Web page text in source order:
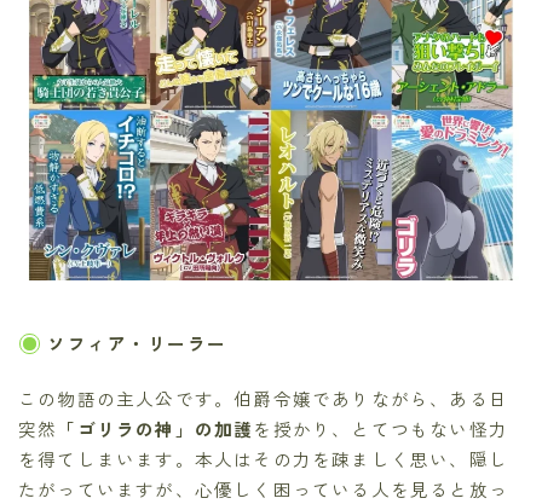
ソフィア・リーラー
この物語の主人公です。伯爵令嬢でありながら、ある日
突然 「ゴリラの神」の加護を授かり、とてつもない怪力
を得てしまいます。本人はその力を疎ましく思い、隠し
たがっていますが、心優しく困っている人を見ると放っ